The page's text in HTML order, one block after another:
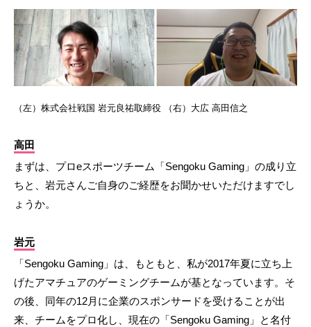
（左）株式会社戦国 岩元良祐取締役 （右）大広 高田信之
高田
まずは、プロeスポーツチーム「Sengoku Gaming」の成り立
ちと、岩元さんご自身のご経歴をお聞かせいただけますでし
ょうか。
岩元
「Sengoku Gaming」は、もともと、私が2017年夏に立ち上
げたアマチュアのゲーミングチームが基となっています。そ
の後、同年の12月に企業のスポンサードを受けることが出
来、チームをプロ化し、現在の「Sengoku Gaming」と名付